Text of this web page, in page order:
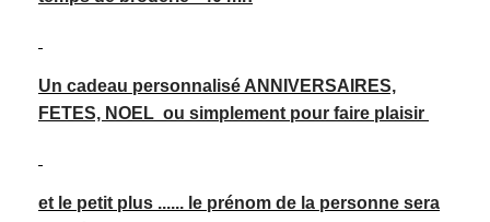
Un cadeau personnalisé ANNIVERSAIRES,
FETES, NOEL ou simplement pour faire plaisir
et le petit plus ...... le prénom de la personne sera